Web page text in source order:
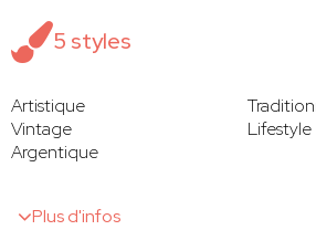
5 styles
Artistique
Vintage
Lifestyle
Argentique
Plus d'infos